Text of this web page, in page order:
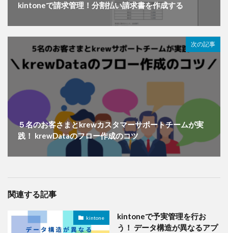
kintoneで請求管理！分割払い請求書を作成する
次の記事
５名のお客さまとkrewカスタマーサポートチームが実
践！ krewDataのフロー作成のコツ
関連する記事
kintone
kintoneで予実管理を行お
う！ データ構造が異なるアプ